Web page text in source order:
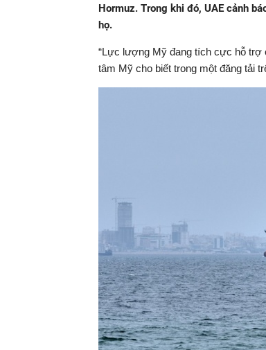
Hormuz. Trong khi đó, UAE cảnh
họ.
“Lực lượng Mỹ đang tích cực hỗ trợ
tâm Mỹ cho biết trong một đăng tải